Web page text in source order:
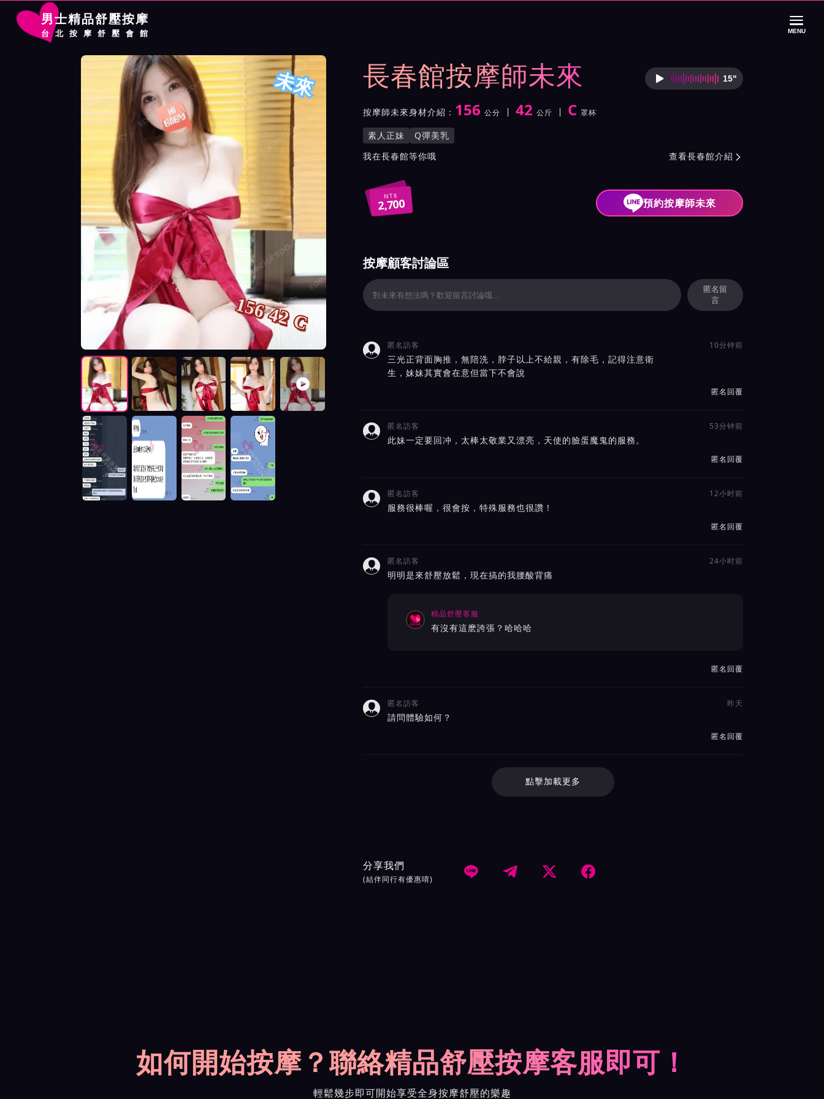
男士精品舒壓按摩
台北按摩舒壓會館 MENU
長春館按摩師未來詳細介紹
長春館按摩師未來 按摩師未來語音介
15"
按摩師未來身材介紹： 身高
156 公分
體重 42 公斤
罩杯 C 罩杯
按摩師未來服務風格與特色
素人正妹 Q彈美乳
按摩師未來所屬按摩會館介紹與班表
我在長春館等你哦 查看長春館介紹 
NT$
2,700 預約按摩師未來
長春館按摩師未來照片展示與影片介紹及客戶評價截屏
未來
156 42 C
按摩師未來照片展示與影片介紹及客戶評價截屏展示
按摩顧客討論區
匿名留
言
 匿名訪客 10分钟前
三光正背面胸推，無陪洗，脖子以上不給親，有除毛，記得注意衛
生，妹妹其實會在意但當下不會說
匿名回覆
 匿名訪客 53分钟前
此妹一定要回冲，太棒太敬業又漂亮，天使的臉蛋魔鬼的服務。
匿名回覆
 匿名訪客 12小时前
服務很棒喔，很會按，特殊服務也很讚！
匿名回覆
 匿名訪客 24小时前
明明是來舒壓放鬆，現在搞的我腰酸背痛
精品舒壓客服
有沒有這麽誇張？哈哈哈
匿名回覆
 匿名訪客 昨天
請問體驗如何？
匿名回覆
點擊加載更多
分享我們
(結伴同行有優惠唷)
   
如何開始按摩？聯絡精品舒壓按摩客服即可！
輕鬆幾步即可開始享受全身按摩舒壓的樂趣